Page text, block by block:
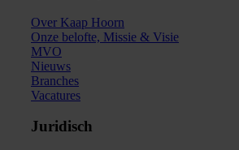
Over Kaap Hoorn
Onze belofte, Missie & Visie
MVO
Nieuws
Branches
Vacatures
Juridisch